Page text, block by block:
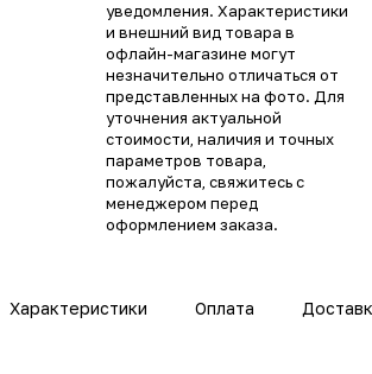
уведомления. Характеристики
и внешний вид товара в
офлайн-магазине могут
незначительно отличаться от
представленных на фото. Для
уточнения актуальной
стоимости, наличия и точных
параметров товара,
пожалуйста, свяжитесь с
менеджером перед
оформлением заказа.
Характеристики Оплата